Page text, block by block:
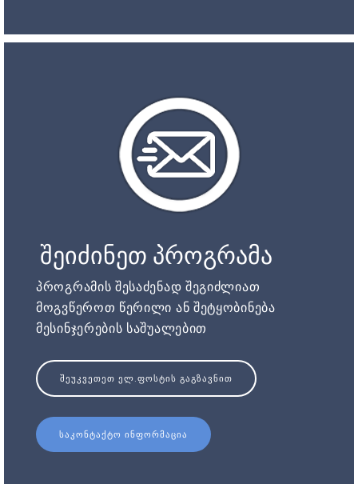
შეიძინეთ პროგრამა
პროგრამის შესაძენად შეგიძლიათ
მოგვწეროთ წერილი ან შეტყობინება
მესინჯერების საშუალებით
ᲨᲔᲣᲙᲕᲔᲗᲔᲗ ᲔᲚ.ᲤᲝᲡᲢᲘᲡ ᲒᲐᲒᲖᲐᲕᲜᲘᲗ
ᲡᲐᲙᲝᲜᲢᲐᲥᲢᲝ ᲘᲜᲤᲝᲠᲛᲐᲪᲘᲐ